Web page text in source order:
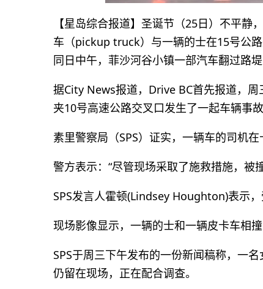
【星岛综合报道】圣诞节（25日）不平
车（pickup truck）与一辆的士在15号公
同日中午，菲沙河谷小镇一部汽车翻过路堤
据City News报道，Drive BC首先报道，
夹10号高速公路交叉口发生了一起车辆事故
素里警察局（SPS）证实，一辆车的司机
警方表示：“尽管现场采取了施救措施，被
SPS发言人霍顿(Lindsey Houghton)表示，
现场影像显示，一辆的士和一辆皮卡车相
SPS于周三下午发布的一份新闻稿称，一
仍留在现场，正在配合调查。